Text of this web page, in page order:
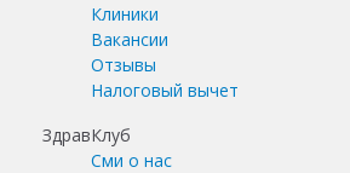
Клиники
Вакансии
Отзывы
Налоговый вычет
ЗдравКлуб
Сми о нас